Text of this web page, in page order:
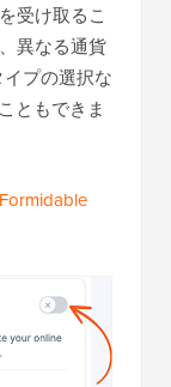
受け取るこ
異なる通貨
イプの選択な
ともできま
Formidable